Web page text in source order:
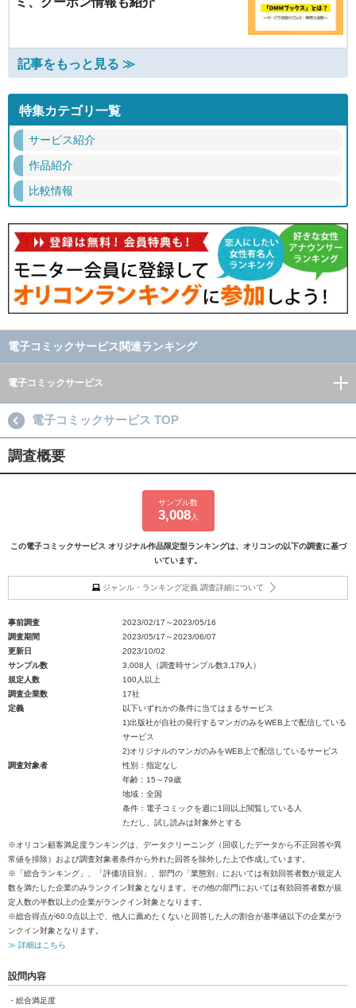
記事をもっと見る ≫
特集カテゴリ一覧
サービス紹介
作品紹介
比較情報
電子コミックサービス関連ランキング
電子コミックサービス
電子コミックサービス TOP
調査概要
サンプル数
3,008人
この電子コミックサービス オリジナル作品限定型ランキングは、オリコンの以下の調査に基づ
いています。
ジャンル・ランキング定義 調査詳細について
事前調査
2023/02/17～2023/05/16
調査期間
2023/05/17～2023/06/07
更新日
2023/10/02
サンプル数
3,008人（調査時サンプル数3,179人）
規定人数
100人以上
調査企業数
17社
定義
以下いずれかの条件に当てはまるサービス
1)出版社が自社の発行するマンガのみをWEB上で配信している
サービス
2)オリジナルのマンガのみをWEB上で配信しているサービス
調査対象者
性別：指定なし
年齢：15～79歳
地域：全国
条件：電子コミックを週に1回以上閲覧している人
ただし、試し読みは対象外とする
※オリコン顧客満足度ランキングは、データクリーニング（回収したデータから不正回答や異
常値を排除）および調査対象者条件から外れた回答を除外した上で作成しています。
※「総合ランキング」、「評価項目別」、部門の「業態別」においては有効回答者数が規定人
数を満たした企業のみランクイン対象となります。その他の部門においては有効回答者数が規
定人数の半数以上の企業がランクイン対象となります。
※総合得点が60.0点以上で、他人に薦めたくないと回答した人の割合が基準値以下の企業がラ
ンクイン対象となります。
≫ 詳細はこちら
設問内容
・総合満足度